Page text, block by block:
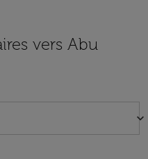
vers Abu
keyboard_arrow_down